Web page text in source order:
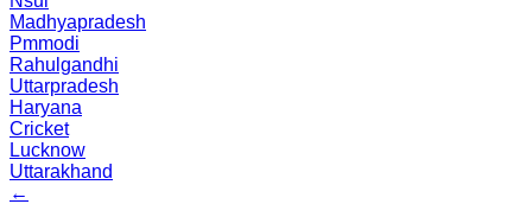
Madhyapradesh
Pmmodi
Rahulgandhi
Uttarpradesh
Haryana
Cricket
Lucknow
Uttarakhand
←